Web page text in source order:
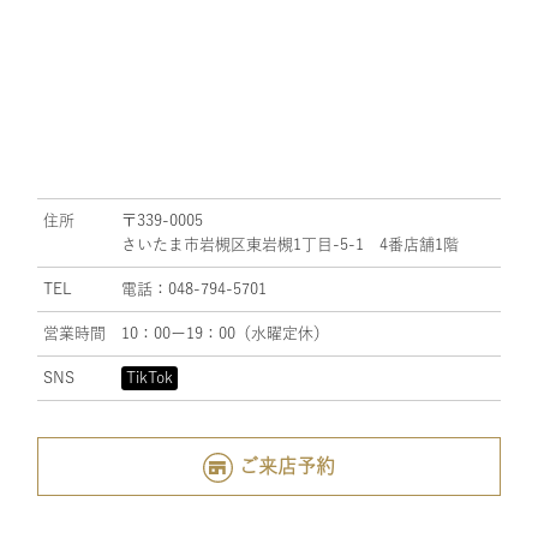
住所
〒339-0005
さいたま市岩槻区東岩槻1丁目-5-1 4番店舗1階
TEL 電話：048-794-5701
営業時間 10：00ー19：00（水曜定休）
SNS TikTok
ご来店予約